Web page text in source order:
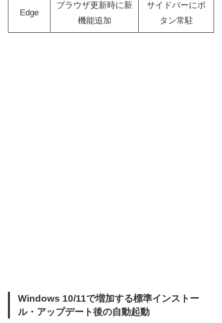
Edge
ブラウザ更新時に新
機能追加
サイドバーにボ
タン常駐
Windows 10/11で増加する標準インストー
ル・アップデート後の自動起動